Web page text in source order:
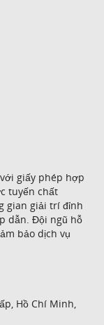
giấy phép hợp
tuyến chất
gian giải trí đỉnh
dẫn. Đội ngũ hỗ
bảo dịch vụ
Hồ Chí Minh,